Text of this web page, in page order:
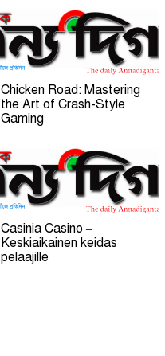
Chicken Road: Mastering
the Art of Crash-Style
Gaming
Casinia Casino –
Keskiaikainen keidas
pelaajille